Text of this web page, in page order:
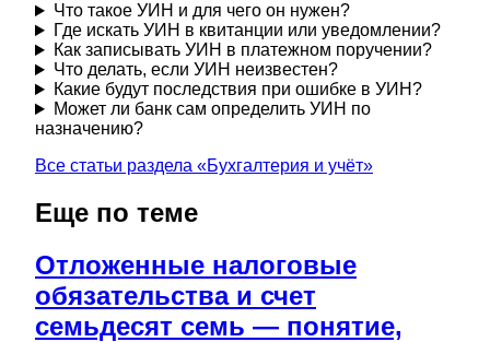
Что такое УИН и для чего он нужен?
Где искать УИН в квитанции или уведомлении?
Как записывать УИН в платежном поручении?
Что делать, если УИН неизвестен?
Какие будут последствия при ошибке в УИН?
Может ли банк сам определить УИН по
назначению?
Все статьи раздела «Бухгалтерия и учёт»
Еще по теме
Отложенные налоговые
обязательства и счет
семьдесят семь — понятие,